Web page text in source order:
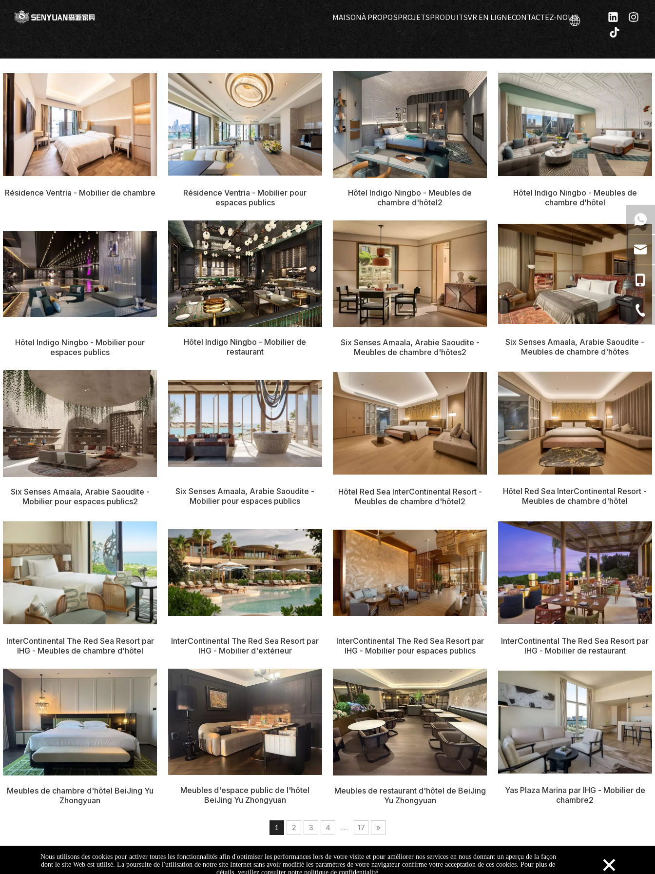
MAISONÀ PROPOSPROJETSPRODUITSVR EN LIGNECONTACTEZ-NOUS
Résidence Ventria - Mobilier de chambre
Résidence Ventria - Mobilier pour
espaces publics
Hôtel Indigo Ningbo - Meubles de
chambre d'hôtel2
Hôtel Indigo Ningbo - Meubles de
chambre d'hôtel
Hôtel Indigo Ningbo - Mobilier pour
espaces publics
Hôtel Indigo Ningbo - Mobilier de
restaurant
Six Senses Amaala, Arabie Saoudite -
Meubles de chambre d'hôtes2
Six Senses Amaala, Arabie Saoudite -
Meubles de chambre d'hôtes
Six Senses Amaala, Arabie Saoudite -
Mobilier pour espaces publics2
Six Senses Amaala, Arabie Saoudite -
Mobilier pour espaces publics
Hôtel Red Sea InterContinental Resort -
Meubles de chambre d'hôtel2
Hôtel Red Sea InterContinental Resort -
Meubles de chambre d'hôtel
InterContinental The Red Sea Resort par
IHG - Meubles de chambre d'hôtel
InterContinental The Red Sea Resort par
IHG - Mobilier d'extérieur
InterContinental The Red Sea Resort par
IHG - Mobilier pour espaces publics
InterContinental The Red Sea Resort par
IHG - Mobilier de restaurant
Meubles de chambre d'hôtel BeiJing Yu
Zhongyuan
Meubles d'espace public de l'hôtel
BeiJing Yu Zhongyuan
Meubles de restaurant d'hôtel de BeiJing
Yu Zhongyuan
Yas Plaza Marina par IHG - Mobilier de
chambre2
1 2 3 4 17 »
Copyright 2026 Senyuan Furniture Group Co., Ltd. Tous droits réservés.Plan du site
Nous utilisons des cookies pour activer toutes les fonctionnalités afin d'optimiser les performances lors de votre visite et pour améliorer nos services en nous donnant un aperçu de la façon
dont le site Web est utilisé. La poursuite de l'utilisation de notre site Internet sans avoir modifié les paramètres de votre navigateur confirme votre acceptation de ces cookies. Pour plus de
détails, veuillez consulter notre politique de confidentialité.
×